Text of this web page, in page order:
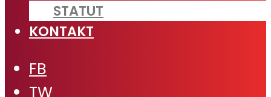
STATUT
KONTAKT
FB
TW